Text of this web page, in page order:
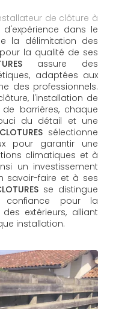
de clôture à
dans le
la délimitation des
la qualité de ses
assure des
adaptées aux
des professionnels.
l'installation de
barrières, chaque
du détail et une
sélectionne
pour garantir une
climatiques et à
un investissement
savoir-faire et à ses
se distingue
pour la
extérieurs, alliant
installation.